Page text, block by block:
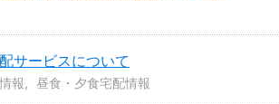
サービスについて
報 昼食・夕食宅配情報